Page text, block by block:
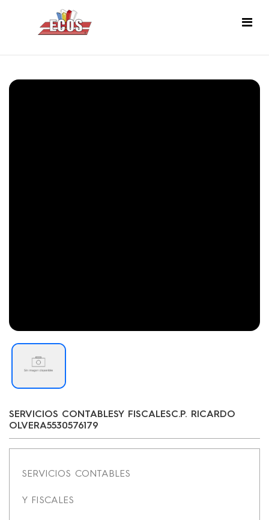
SERVICIOS CONTABLESY FISCALESC.P. RICARDO
OLVERA5530576179
SERVICIOS CONTABLES
Y FISCALES